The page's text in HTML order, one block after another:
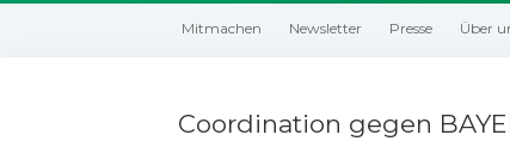
Mitmachen Newsletter Presse Über
Coordination gegen